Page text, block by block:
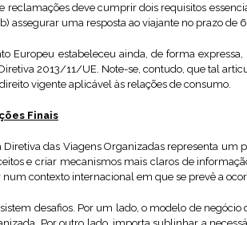
reclamações deve cumprir dois requisitos
assegurar uma resposta ao viajante no prazo
Europeu estabeleceu ainda, de forma
2013/11/UE. Note-se, contudo, que tal
vigente aplicável às relações de consumo.
Finais
Diretiva das Viagens Organizadas representa um
e criar mecanismos mais claros de
contexto internacional em que se prevê a
desafios. Por um lado, o modelo de